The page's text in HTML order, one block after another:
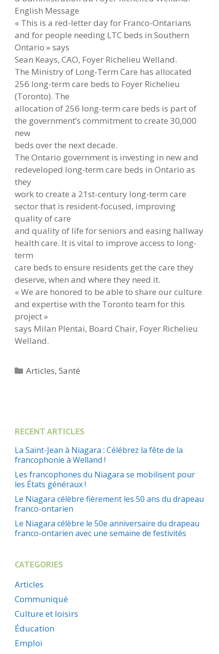
English Message
« This is a red-letter day for Franco-Ontarians
and for people needing LTC beds in Southern
Ontario » says
Sean Keays, CAO, Foyer Richelieu Welland.
The Ministry of Long-Term Care has allocated
256 long-term care beds to Foyer Richelieu
(Toronto). The
allocation of 256 long-term care beds is part of
the government’s commitment to create 30,000
new
beds over the next decade.
The Ontario government is investing in new and
redeveloped long-term care beds in Ontario as
they
work to create a 21st-century long-term care
sector that is resident-focused, improving
quality of care
and quality of life for seniors and easing hallway
health care. It is vital to improve access to long-
term
care beds to ensure residents get the care they
deserve, when and where they need it.
« We are honored to be able to share our culture
and expertise with the Toronto team for this
project »
says Milan Plentai, Board Chair, Foyer Richelieu
Welland.
Catégories
Articles,Santé
RECENT ARTICLES
La Saint-Jean à Niagara : Célébrez la fête de la
francophonie à Welland !
Les francophones du Niagara se mobilisent pour
les États généraux !
Le Niagara célèbre fièrement les 50 ans du drapeau
franco-ontarien
Le Niagara célèbre le 50e anniversaire du drapeau
franco-ontarien avec une semaine de festivités
CATEGORIES
Articles
Communiqué
Culture et loisirs
Éducation
Emploi